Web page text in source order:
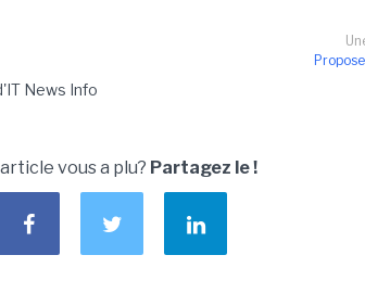
News Info
vous a plu? Partagez le !